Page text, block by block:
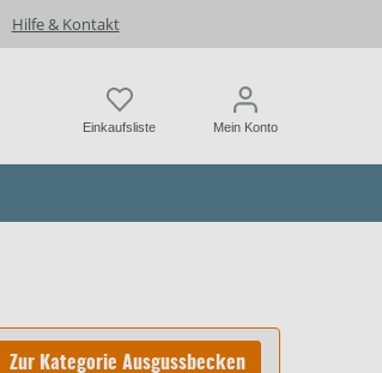
Hilfe & Kontakt
Einkaufsliste Mein Konto
Zur Kategorie Ausgussbecken